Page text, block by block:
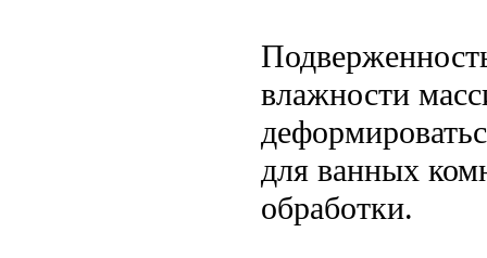
влажности
для ванных
обработки.